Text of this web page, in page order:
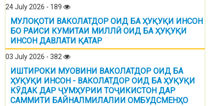
24 July 2026 - 189
МУЛОҚОТИ ВАКОЛАТДОР ОИД БА ҲУҚУҚИ ИНСОН
БО РАИСИ КУМИТАИ МИЛЛӢ ОИД БА ҲУҚУҚИ
ИНСОН ДАВЛАТИ ҚАТАР
03 July 2026 - 382
ИШТИРОКИ МУОВИНИ ВАКОЛАТДОР ОИД БА
ҲУҚУҚИ ИНСОН - ВАКОЛАТДОР ОИД БА ҲУҚУҚИ
КӮДАК ДАР ҶУМҲУРИИ ТОҶИКИСТОН ДАР
САММИТИ БАЙНАЛМИЛАЛИИ ОМБУДСМЕНҲО